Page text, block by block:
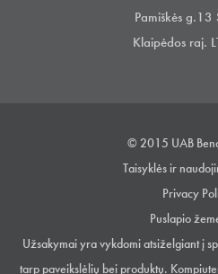
Pamiškės g.13
Klaipėdos raj.
© 2015 UAB
Taisyklės ir
Privacy
Puslapio
Užsakymai yra vykdomi atsiželgiant į
tarp paveikslėlių bei produktų.